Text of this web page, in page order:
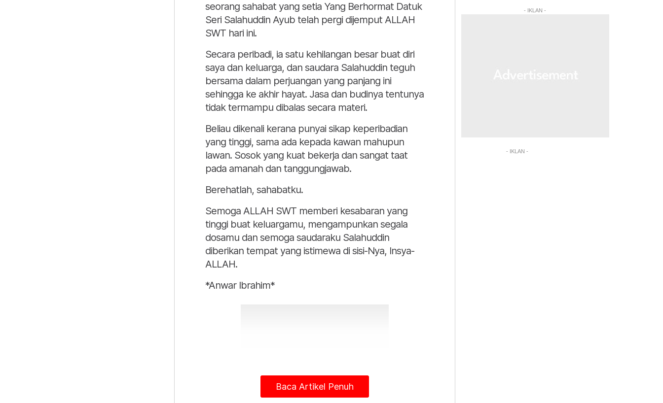
seorang sahabat yang setia Yang Berhormat Datuk
Seri Salahuddin Ayub telah pergi dijemput ALLAH
SWT hari ini.
Secara peribadi, ia satu kehilangan besar buat diri
saya dan keluarga, dan saudara Salahuddin teguh
bersama dalam perjuangan yang panjang ini
sehingga ke akhir hayat. Jasa dan budinya tentunya
tidak termampu dibalas secara materi.
Beliau dikenali kerana punyai sikap keperibadian
yang tinggi, sama ada kepada kawan mahupun
lawan. Sosok yang kuat bekerja dan sangat taat
pada amanah dan tanggungjawab.
Berehatlah, sahabatku.
Semoga ALLAH SWT memberi kesabaran yang
tinggi buat keluargamu, mengampunkan segala
dosamu dan semoga saudaraku Salahuddin
diberikan tempat yang istimewa di sisi-Nya, Insya-
ALLAH.
*Anwar Ibrahim*
Baca Artikel Penuh
- IKLAN -
- IKLAN -